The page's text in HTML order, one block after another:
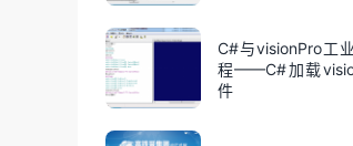
C#与visionPro工
程——C#加载
件